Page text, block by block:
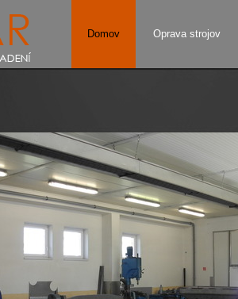
Domov Oprava strojov